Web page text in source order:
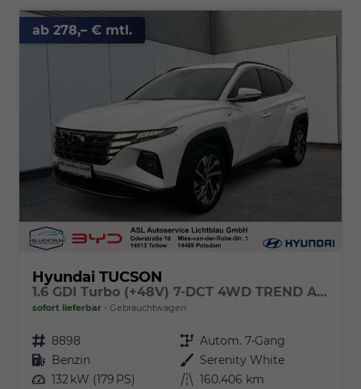
ab 278,– € mtl.
Hyundai TUCSON
1.6 GDI Turbo (+48V) 7-DCT 4WD TREND Assist.-Paket & el. Heckklappe
sofort lieferbar Gebrauchtwagen
Fahrzeugnr. 8898 Getriebe Autom. 7-Gang
Kraftstoff Benzin Außenfarbe Serenity White
Leistung 132 kW (179 PS) Kilometerstand 160.406 km